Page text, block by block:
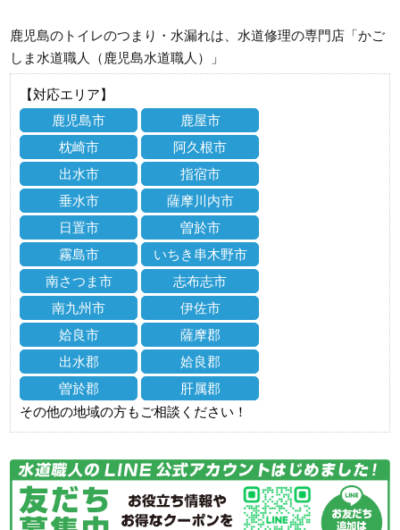
鹿児島のトイレのつまり・水漏れは、水道修理の専門店「かご
しま水道職人（鹿児島水道職人）」
【対応エリア】
鹿児島市
鹿屋市
枕崎市
阿久根市
出水市
指宿市
垂水市
薩摩川内市
日置市
曽於市
霧島市
いちき串木野市
南さつま市
志布志市
南九州市
伊佐市
姶良市
薩摩郡
出水郡
姶良郡
曽於郡
肝属郡
その他の地域の方もご相談ください！